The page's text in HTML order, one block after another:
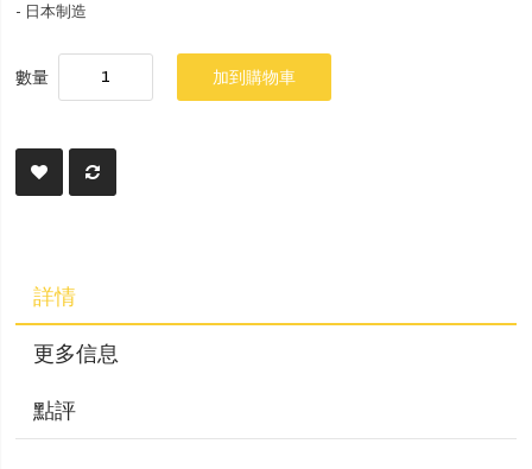
- 日本制造
數量 加到購物車
詳情
更多信息
點評